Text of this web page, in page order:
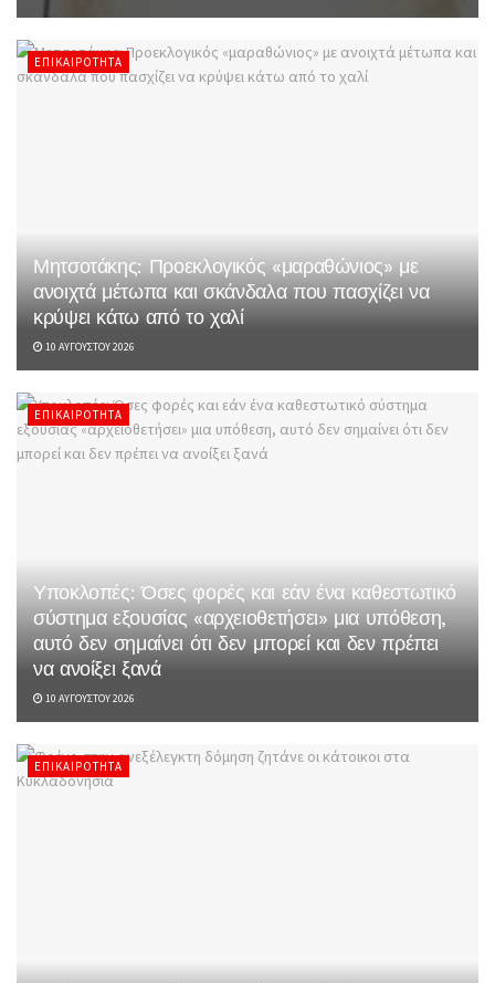
ΕΠΙΚΑΙΡΌΤΗΤΑ
Μητσοτάκης: Προεκλογικός «μαραθώνιος» με
ανοιχτά μέτωπα και σκάνδαλα που πασχίζει να
κρύψει κάτω από το χαλί
10 ΑΥΓΟΎΣΤΟΥ 2026
ΕΠΙΚΑΙΡΌΤΗΤΑ
Υποκλοπές: Όσες φορές και εάν ένα καθεστωτικό
σύστημα εξουσίας «αρχειοθετήσει» μια υπόθεση,
αυτό δεν σημαίνει ότι δεν μπορεί και δεν πρέπει
να ανοίξει ξανά
10 ΑΥΓΟΎΣΤΟΥ 2026
ΕΠΙΚΑΙΡΌΤΗΤΑ